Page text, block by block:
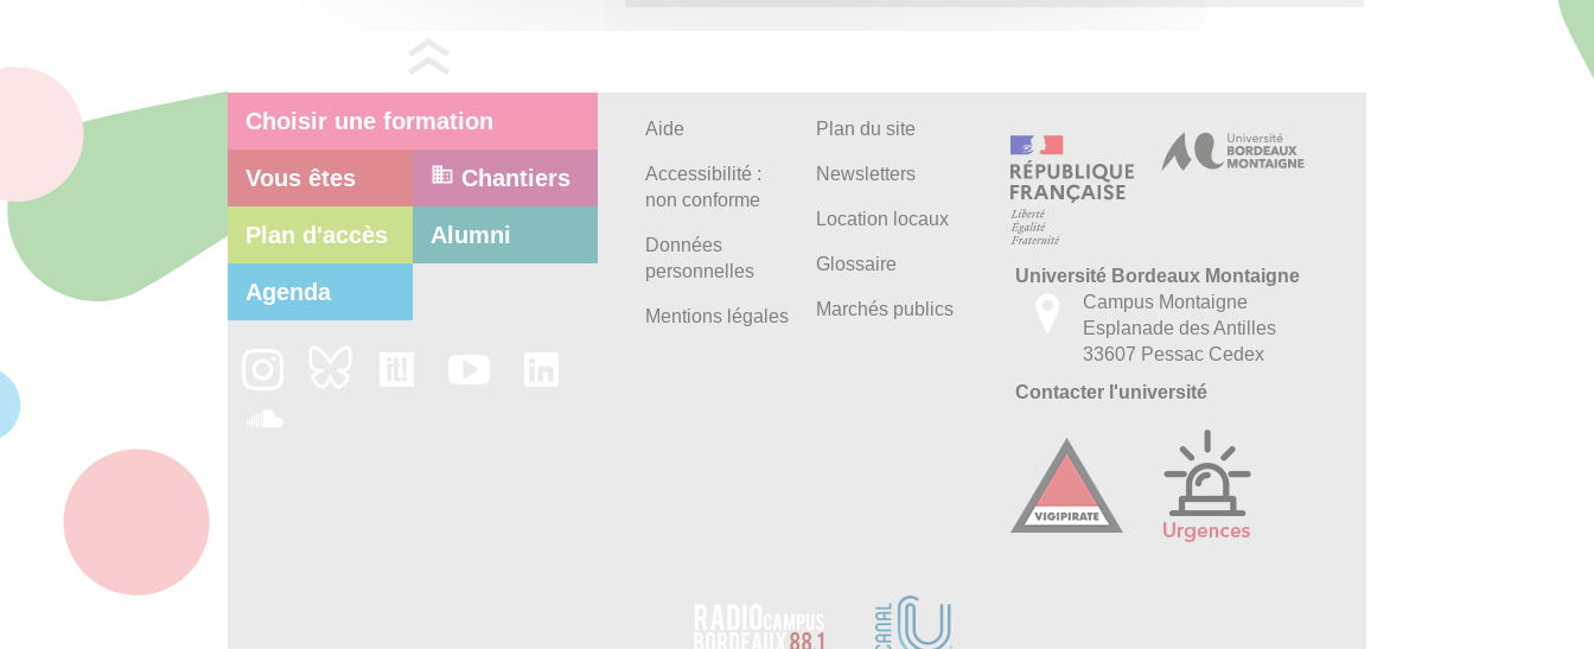
Choisir une formation
Vous êtes Chantiers
Plan d'accès Alumni
Agenda
Aide
Accessibilité :
non conforme
Données
personnelles
Mentions légales
Plan du site
Newsletters
Location locaux
Glossaire
Marchés publics
Université Bordeaux Montaigne
Campus Montaigne
Esplanade des Antilles
33607 Pessac Cedex
Contacter l'université